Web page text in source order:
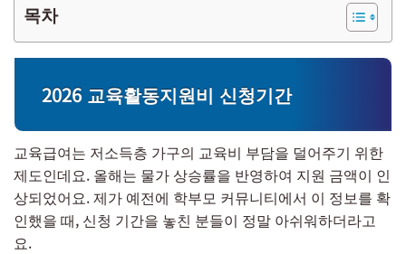
목차
2026 교육활동지원비 신청기간
교육급여는 저소득층 가구의 교육비 부담을 덜어주기 위한
제도인데요. 올해는 물가 상승률을 반영하여 지원 금액이 인
상되었어요. 제가 예전에 학부모 커뮤니티에서 이 정보를 확
인했을 때, 신청 기간을 놓친 분들이 정말 아쉬워하더라고
요.